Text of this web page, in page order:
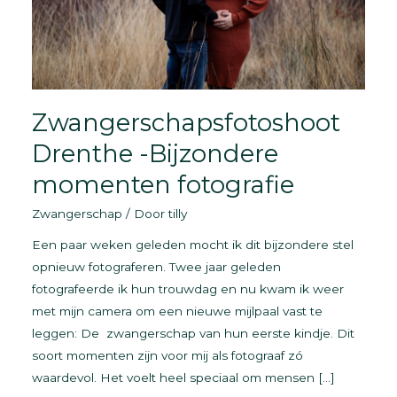
Zwangerschapsfotoshoot
Drenthe -Bijzondere
momenten fotografie
Zwangerschap / Doortilly
Een paar weken geleden mocht ik dit bijzondere stel
opnieuw fotograferen. Twee jaar geleden
fotografeerde ik hun trouwdag en nu kwam ik weer
met mijn camera om een nieuwe mijlpaal vast te
leggen: De zwangerschap van hun eerste kindje. Dit
soort momenten zijn voor mij als fotograaf zó
waardevol. Het voelt heel speciaal om mensen […]